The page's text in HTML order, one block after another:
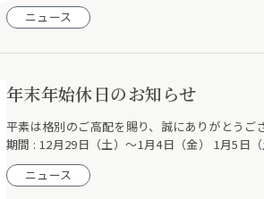
ニュース
年末年始休日のお知らせ
平素は格別のご高配を賜り、誠にありがとう
期間 : 12月29日（土）～1月4日（金） 1月5日
ニュース